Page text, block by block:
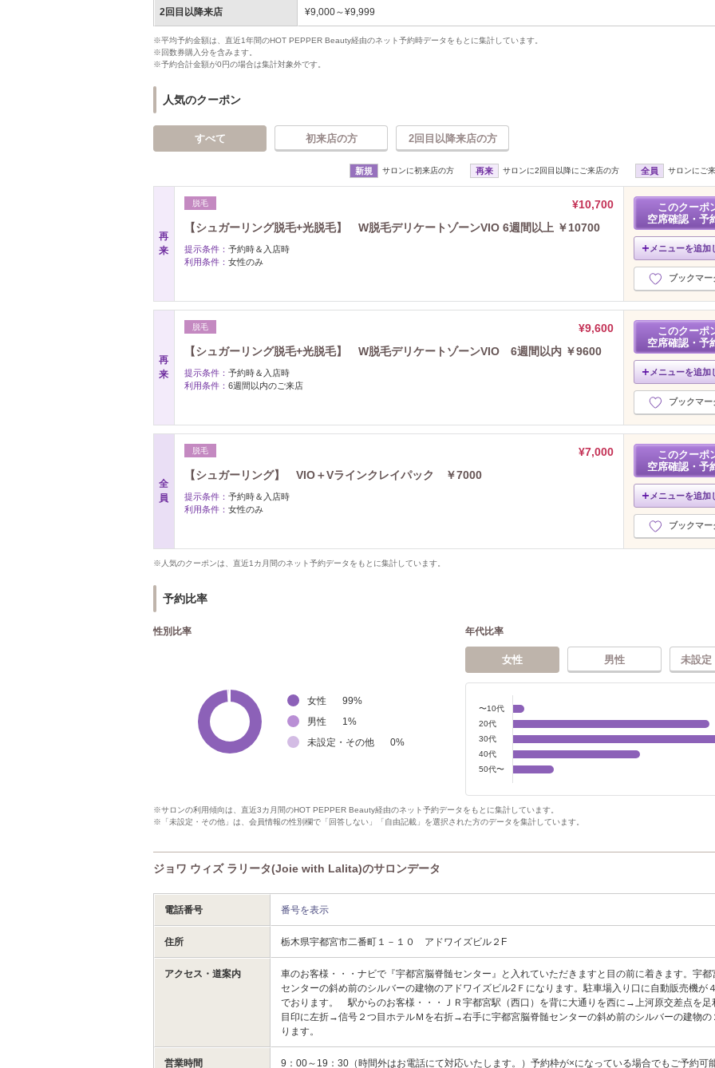
2回目以降来店 ¥9,000～¥9,999
※平均予約金額は、直近1年間のHOT PEPPER Beauty経由のネット予約時データをもとに集計しています。
※回数券購入分を含みます。
※予約合計金額が0円の場合は集計対象外です。
人気のクーポン
すべて 初来店の方 2回目以降来店の方
新規 サロンに初来店の方 再来 サロンに2回目以降にご来店の方 全員 サロンにご
再
来
脱毛
¥10,700
【シュガーリング脱毛+光脱毛】 W脱毛デリケートゾーンVIO 6週間以上 ￥10700
提示条件： 予約時＆入店時
利用条件： 女性のみ
このクーポ
空席確認・予
メニューを追加
ブックマー
再
来
脱毛
¥9,600
【シュガーリング脱毛+光脱毛】 W脱毛デリケートゾーンVIO 6週間以内 ￥9600
提示条件： 予約時＆入店時
利用条件： 6週間以内のご来店
このクーポ
空席確認・予
メニューを追加
ブックマー
全
員
脱毛
¥7,000
【シュガーリング】 VIO＋Vラインクレイパック ￥7000
提示条件： 予約時＆入店時
利用条件： 女性のみ
このクーポ
空席確認・予
メニューを追加
ブックマー
※人気のクーポンは、直近1カ月間のネット予約データをもとに集計しています。
予約比率
性別比率
女性 99%
男性
1 %
未設定・その他
0%
年代比率
女性 男性 未設定
〜10代
20代
30代
40代
50代〜
※サロンの利用傾向は、直近3カ月間のHOT PEPPER Beauty経由のネット予約データをもとに集計しています。
※「未設定・その他」は、会員情報の性別欄で「回答しない」「自由記載」を選択された方のデータを集計しています。
ジョワ ウィズ ラリータ(Joie with Lalita)のサロンデータ
電話番号 番号を表示
住所 栃木県宇都宮市二番町１－１０ アドワイズビル２F
アクセス・道案内
車のお客様・・・ナビで『宇都宮脳脊髄センター』と入れていただきますと目の前に着きます。宇都
センターの斜め前のシルバーの建物のアドワイズビル2Ｆになります。駐車場入り口に自動販売機が
でおります。 駅からのお客様・・・ＪＲ宇都宮駅（西口）を背に大通りを西に→上河原交差点を足
目印に左折→信号２つ目ホテルＭを右折→右手に宇都宮脳脊髄センターの斜め前のシルバーの建物の
ります。
営業時間 9：00～19：30（時間外はお電話にて対応いたします。）予約枠が×になっている場合でもご予約可